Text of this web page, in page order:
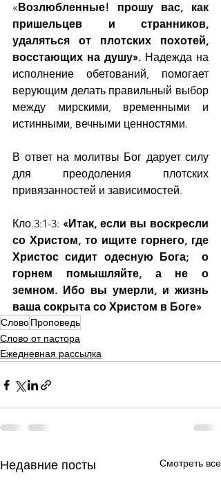
«Возлюбленные! прошу вас, как
пришельцев и странников,
удаляться от плотских похотей,
восстающих на душу». Надежда на
исполнение обетований, помогает
верующим делать правильный выбор
между мирскими, временными и
истинными, вечными ценностями.
В ответ на молитвы Бог дарует силу
для преодоления плотских
привязанностей и зависимостей.
Кло.3:1-3: «Итак, если вы воскресли
со Христом, то ищите горнего, где
Христос сидит одесную Бога;  о
горнем помышляйте, а не о
земном. Ибо вы умерли, и жизнь
ваша сокрыта со Христом в Боге»
СловоПроповедь
Слово от пастора
Ежедневная рассылка
Недавние посты Смотреть все